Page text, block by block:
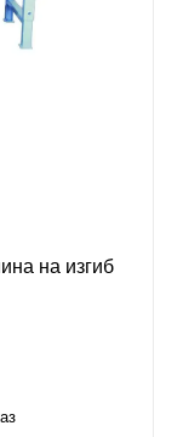
на изгиб